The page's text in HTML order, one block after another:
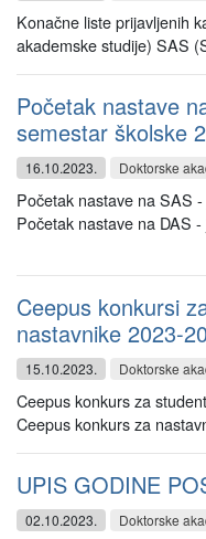
Konačne liste prijavljenih
akademske studije) SAS
Početak nastave
semestar školske
16.10.2023. Doktorske
Početak nastave na SAS
Početak nastave na DAS
Ceepus konkursi
nastavnike 2023-
15.10.2023. Doktorske
Ceepus konkurs za
Ceepus konkurs za
UPIS GODINE
02.10.2023. Doktorske